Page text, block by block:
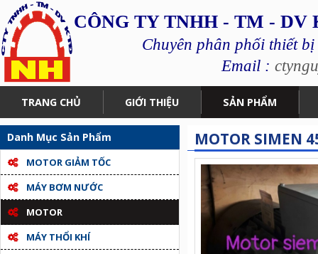
CÔNG TY TNHH - TM -
Chuyên phân phối thiết
Email :
TRANG CHỦ GIỚI THIỆU SẢN PHẨM
Danh Mục Sản Phẩm
MOTOR GIẢM TỐC
MÁY BƠM NƯỚC
MOTOR
MÁY THỔI KHÍ
MOTOR SIMEN